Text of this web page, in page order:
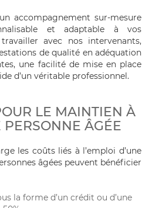
accompagnement sur-mesure
et adaptable à vos
avec nos intervenants,
de qualité en adéquation
une facilité de mise en place
d’un véritable professionnel.
LE MAINTIEN À
ÂGÉE
les coûts liés à l’emploi d’une
âgées peuvent bénéficier
la forme d’un crédit ou d’une